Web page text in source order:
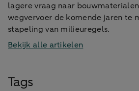
lagere vraag naar
wegvervoer de komende jaren te
stapeling van milieuregels.
Bekijk alle artikelen
Tags